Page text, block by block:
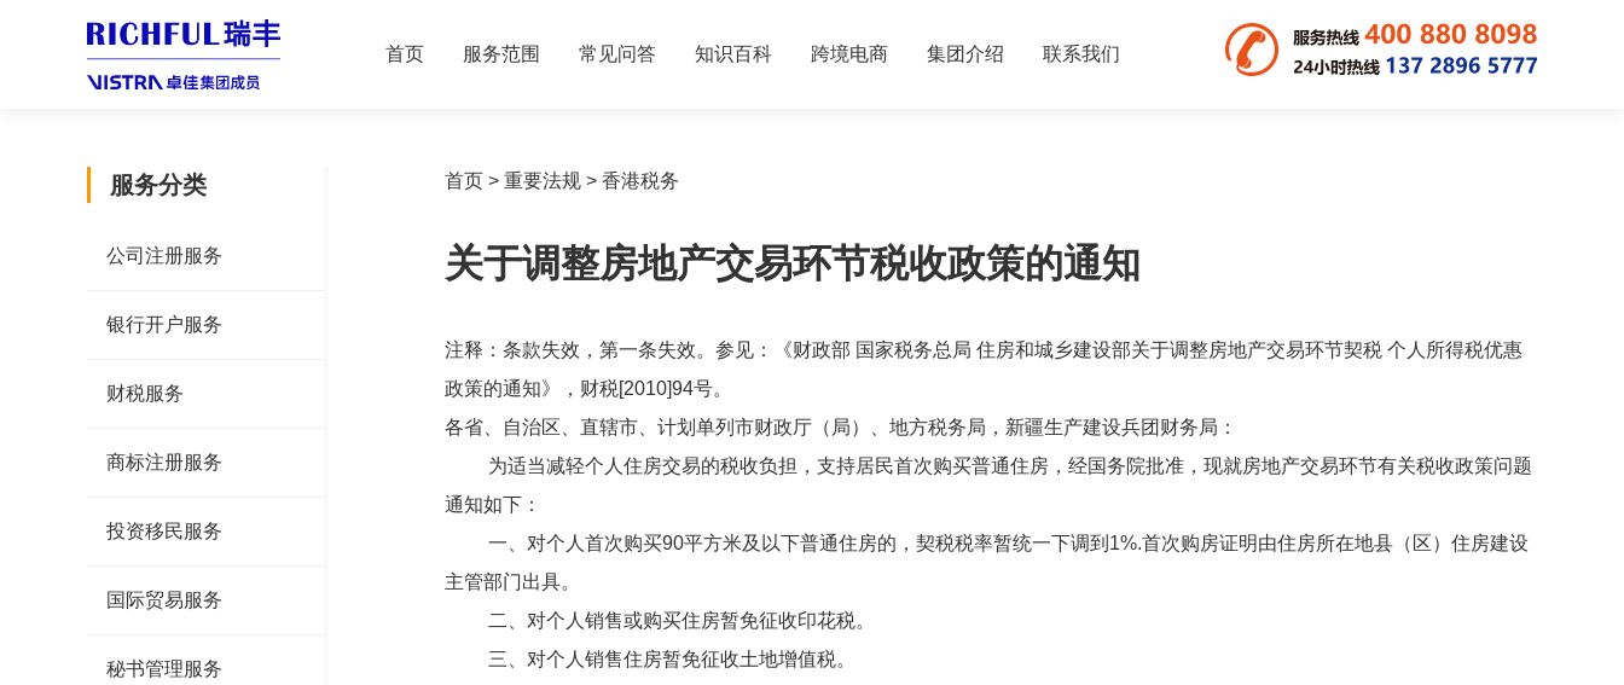
首页 服务范围 常见问答 知识百科 跨境电商 集团介绍 联系我们
服务分类
公司注册服务
银行开户服务
财税服务
商标注册服务
投资移民服务
国际贸易服务
秘书管理服务
首页> 重要法规> 香港税务
关于调整房地产交易环节税收政策的通知
注释：条款失效，第一条失效。参见：《财政部 国家税务总局 住房和城乡建设部关于调整房地产交易环节契税 个人所得税优惠
政策的通知》，财税[2010]94号。
各省、自治区、直辖市、计划单列市财政厅（局）、地方税务局，新疆生产建设兵团财务局：
为适当减轻个人住房交易的税收负担，支持居民首次购买普通住房，经国务院批准，现就房地产交易环节有关税收政策问题
通知如下：
一、对个人首次购买90平方米及以下普通住房的，契税税率暂统一下调到1%.首次购房证明由住房所在地县（区）住房建设
主管部门出具。
二、对个人销售或购买住房暂免征收印花税。
三、对个人销售住房暂免征收土地增值税。